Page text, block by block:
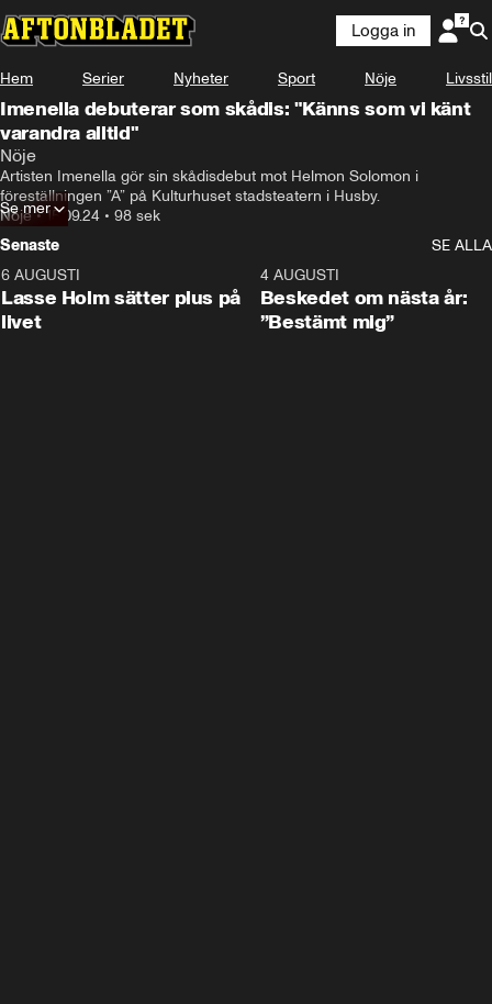
Logga in
Hem Serier Nyheter Sport Nöje Livsstil
Imenella debuterar som skådis: "Känns som vi känt
varandra alltid"
Nöje
Artisten Imenella gör sin skådisdebut mot Helmon Solomon i
föreställningen ”A” på Kulturhuset stadsteatern i Husby.
Nöje•15.09.24 • 98 sek
Se mer
Senaste
SE ALLA
6 AUGUSTI
Lasse Holm sätter plus på
livet
4 AUGUSTI
Beskedet om nästa år:
”Bestämt mig”